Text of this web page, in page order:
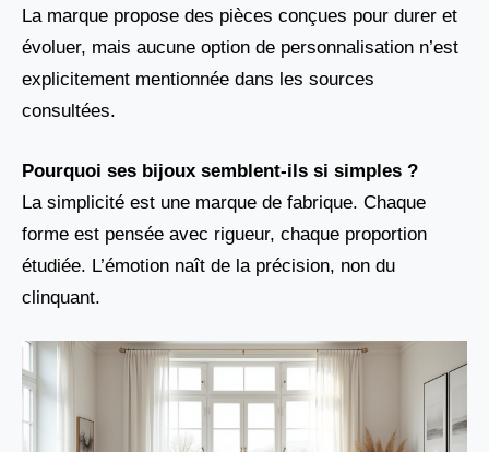
La marque propose des pièces conçues pour durer et
évoluer, mais aucune option de personnalisation n’est
explicitement mentionnée dans les sources
consultées.
Pourquoi ses bijoux semblent-ils si simples ?
La simplicité est une marque de fabrique. Chaque
forme est pensée avec rigueur, chaque proportion
étudiée. L’émotion naît de la précision, non du
clinquant.